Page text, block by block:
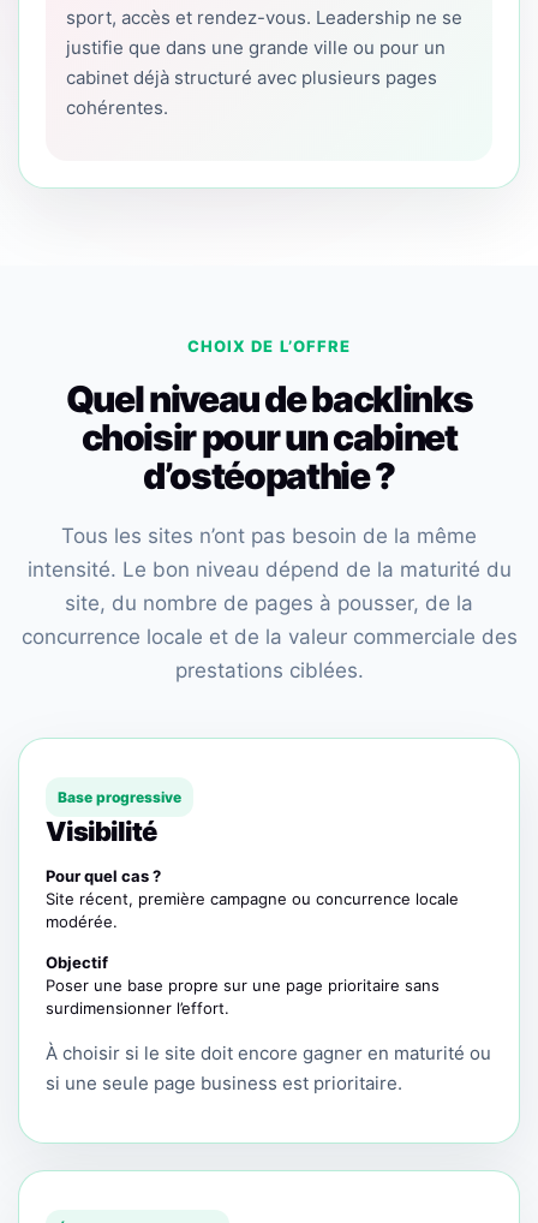
sport, accès et rendez-vous. Leadership ne se
justifie que dans une grande ville ou pour un
cabinet déjà structuré avec plusieurs pages
cohérentes.
CHOIX DE L’OFFRE
Quel niveau de backlinks
choisir pour un cabinet
d’ostéopathie ?
Tous les sites n’ont pas besoin de la même
intensité. Le bon niveau dépend de la maturité du
site, du nombre de pages à pousser, de la
concurrence locale et de la valeur commerciale des
prestations ciblées.
Base progressive
Visibilité
Pour quel cas ?
Site récent, première campagne ou concurrence locale
modérée.
Objectif
Poser une base propre sur une page prioritaire sans
surdimensionner l’effort.
À choisir si le site doit encore gagner en maturité ou
si une seule page business est prioritaire.